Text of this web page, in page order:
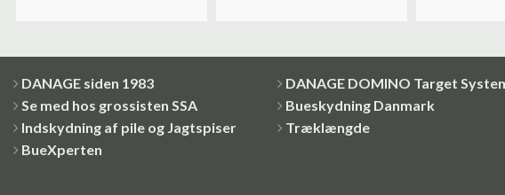
DANAGE siden 1983
DANAGE DOMINO Target
Se med hos grossisten SSA
Bueskydning Danmark
Indskydning af pile og Jagtspiser
Træklængde
BueXperten